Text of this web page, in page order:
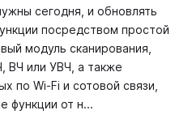
сегодня, и обновлять
посредством простой
модуль сканирования,
ВЧ или УВЧ, а также
по Wi-Fi и сотовой связи,
функции от н...